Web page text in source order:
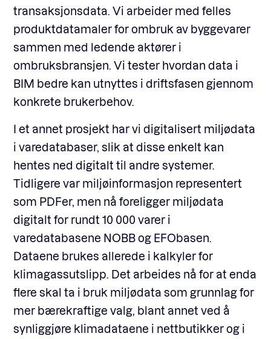
transaksjonsdata. Vi arbeider med felles
produktdatamaler for ombruk av byggevarer
sammen med ledende aktører i
ombruksbransjen. Vi tester hvordan data i
BIM bedre kan utnyttes i driftsfasen gjennom
konkrete brukerbehov.
I et annet prosjekt har vi digitalisert miljødata
i varedatabaser, slik at disse enkelt kan
hentes ned digitalt til andre systemer.
Tidligere var miljøinformasjon representert
som PDFer, men nå foreligger miljødata
digitalt for rundt 10 000 varer i
varedatabasene NOBB og EFObasen.
Dataene brukes allerede i kalkyler for
klimagassutslipp. Det arbeides nå for at enda
flere skal ta i bruk miljødata som grunnlag for
mer bærekraftige valg, blant annet ved å
synliggjøre klimadataene i nettbutikker og i